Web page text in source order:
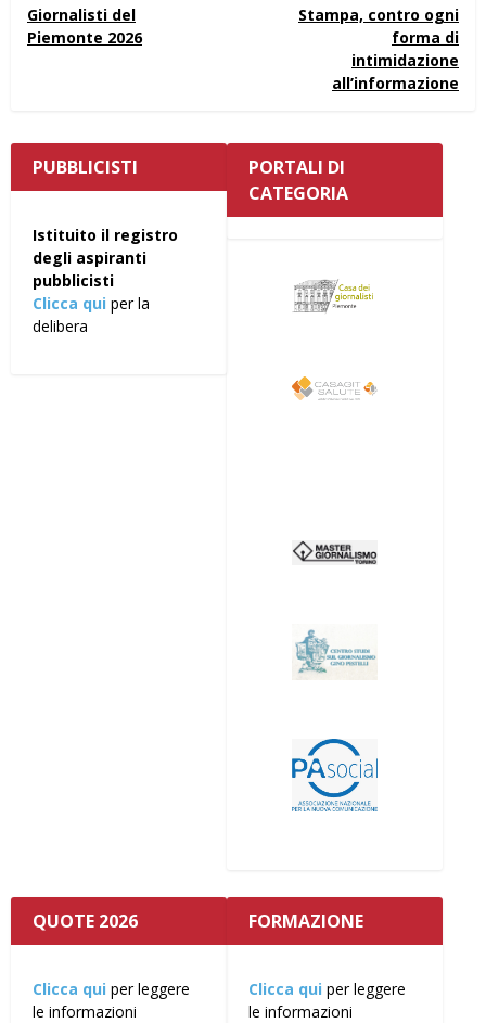
Giornalisti del
Piemonte 2026
Stampa, contro ogni
forma di
intimidazione
all’informazione
PUBBLICISTI
Istituito il registro
degli aspiranti
pubblicisti
Clicca qui per la
delibera
PORTALI DI
CATEGORIA
QUOTE 2026
Clicca qui per leggere
le informazioni
FORMAZIONE
Clicca qui per leggere
le informazioni